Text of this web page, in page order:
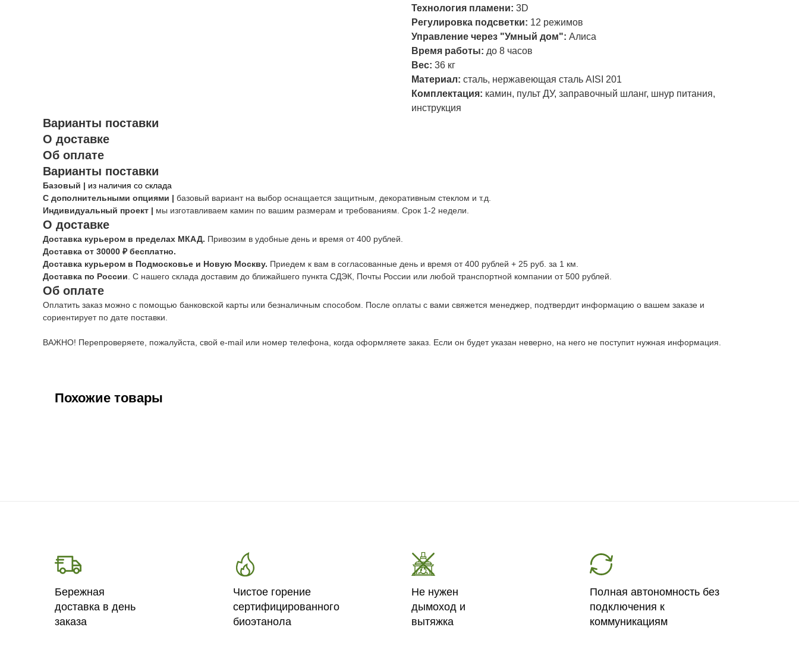
Технология пламени: 3D
Регулировка подсветки: 12 режимов
Управление через "Умный дом": Алиса
Время работы: до 8 часов
Вес: 36 кг
Материал: сталь, нержавеющая сталь AISI 201
Комплектация: камин, пульт ДУ, заправочный шланг, шнур питания,
инструкция
Варианты поставки
О доставке
Об оплате
Варианты поставки
Базовый | из наличия со склада
С дополнительными опциями | базовый вариант на выбор оснащается защитным, декоративным стеклом и т.д.
Индивидуальный проект | мы изготавливаем камин по вашим размерам и требованиям. Срок 1-2 недели.
О доставке
Доставка курьером в пределах МКАД. Привозим в удобные день и время от 400 рублей.
Доставка от 30000 ₽ бесплатно.
Доставка курьером в Подмосковье и Новую Москву. Приедем к вам в согласованные день и время от 400 рублей + 25 руб. за 1 км.
Доставка по России. С нашего склада доставим до ближайшего пункта СДЭК, Почты России или любой транспортной компании от 500 рублей.
Об оплате
Оплатить заказ можно с помощью банковской карты или безналичным способом. После оплаты с вами свяжется менеджер, подтвердит информацию о вашем заказе и
сориентирует по дате поставки.
ВАЖНО! Перепроверяете, пожалуйста, свой e-mail или номер телефона, когда оформляете заказ. Если он будет указан неверно, на него не поступит нужная информация.
Похожие товары
Бережная
доставка в день
заказа
Чистое горение
сертифицированного
биоэтанола
Не нужен
дымоход и
вытяжка
Полная автономность без
подключения к
коммуникациям